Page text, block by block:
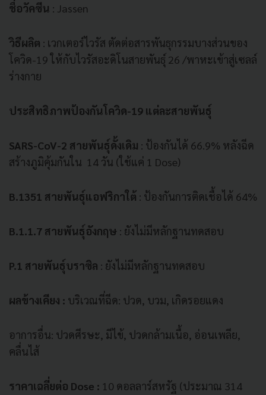
ชื่อวัคซีน : Jassen
วิธีผลิต : เวกเตอร์ไวรัส ตัดต่อสารพันธุกรรมบางส่วนของ
โควิด-19 ให้กับไวรัสอะดิโนสายพันธุ์ 26 /พาหะเข้าสู่เซลล์
ร่างกาย
ประสิทธิภาพป้องกันโควิด-19 แต่ละสายพันธุ์
SARS-CoV-2 สายพันธุ์ดั้งเดิม : ป้องกันได้ 66.9% หลังฉีด
สร้างภูมิคุ้มกันใน 14 วัน (ใช้แค่ 1 Dose)
B.1351 สายพันธุ์แอฟริกาใต้ : ป้องกันการติดเชื้อได้ 64%
B.1.1.7 สายพันธุ์อังกฤษ : ยังไม่มีหลักฐานทดสอบ
P.1 สายพันธุ์บราซิล : ยังไม่มีหลักฐานทดสอบ
ผลข้างเคียง : บริเวณที่ฉีด: ปวด, บวม, เกิดรอยแดง
อาการอื่น: ปวดศีรษะ, มีไข้, ปวดกล้ามเนื้อ, อ่อนเพลีย,
คลื่นไส้
ราคาเฉลี่ยต่อ Dose : 10 ดอลลาร์สหรัฐ (ประมาณ 314